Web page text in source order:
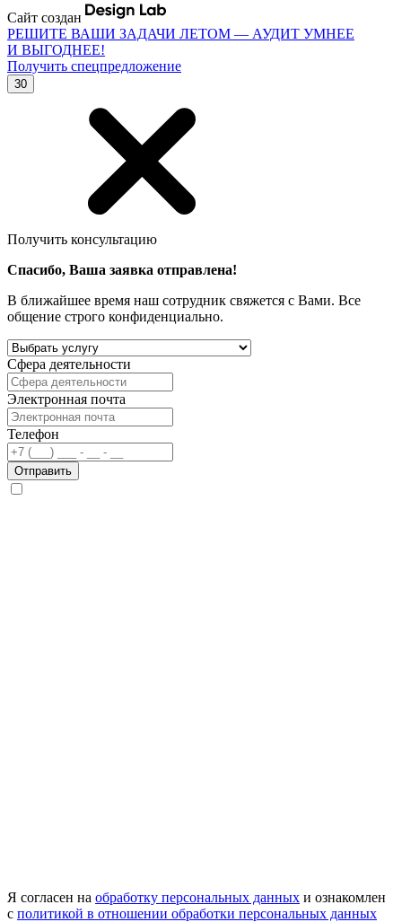
Сайт создан
РЕШИТЕ ВАШИ ЗАДАЧИ ЛЕТОМ — АУДИТ УМНЕЕ
И ВЫГОДНЕЕ!
Получить спецпредложение
30
Получить консультацию
Спасибо, Ваша заявка отправлена!
В ближайшее время наш сотрудник свяжется с Вами. Все
общение строго конфиденциально.
Сфера деятельности
Электронная почта
Телефон
Отправить
Я согласен на обработку персональных данных и ознакомлен
с политикой в отношении обработки персональных данных